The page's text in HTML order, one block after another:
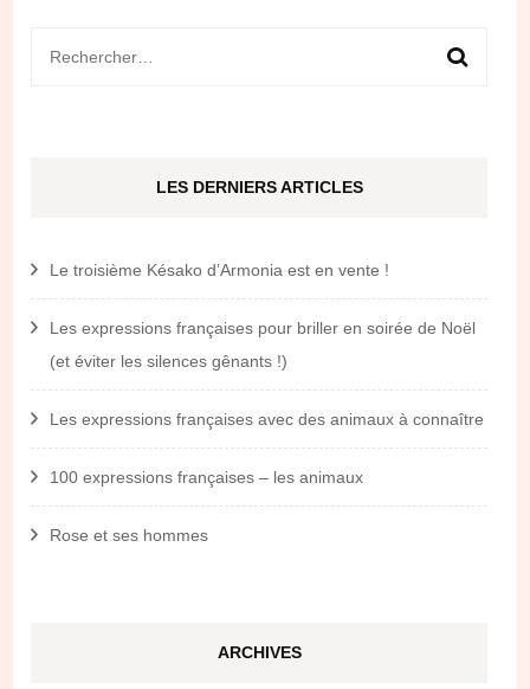
Rechercher :
LES DERNIERS ARTICLES
Le troisième Késako d’Armonia est en vente !
Les expressions françaises pour briller en soirée de Noël
(et éviter les silences gênants !)
Les expressions françaises avec des animaux à connaître
100 expressions françaises – les animaux
Rose et ses hommes
ARCHIVES